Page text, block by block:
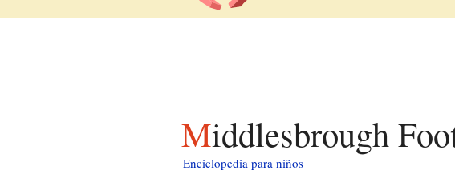
Middlesbrough
Enciclopedia para niños